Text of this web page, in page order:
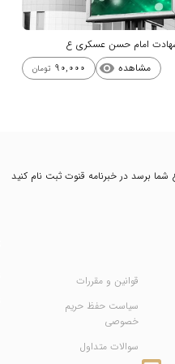
شهادت امام حسن عسکری ع
مشاهده visibility
90,000 تومان
شما برسد در خبرنامه قنوت ثبت نام کنید
قوانین و مقررات
سیاست حفظ حریم
خصوصی
سوالات متداول